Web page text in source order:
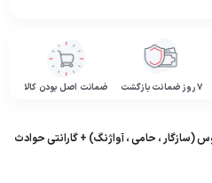
۷ روز ضمانت بازگشت ضمانت اصل بودن کالا
(سازگار ، حامی ، آواژنگ) + گارانتی حوادث